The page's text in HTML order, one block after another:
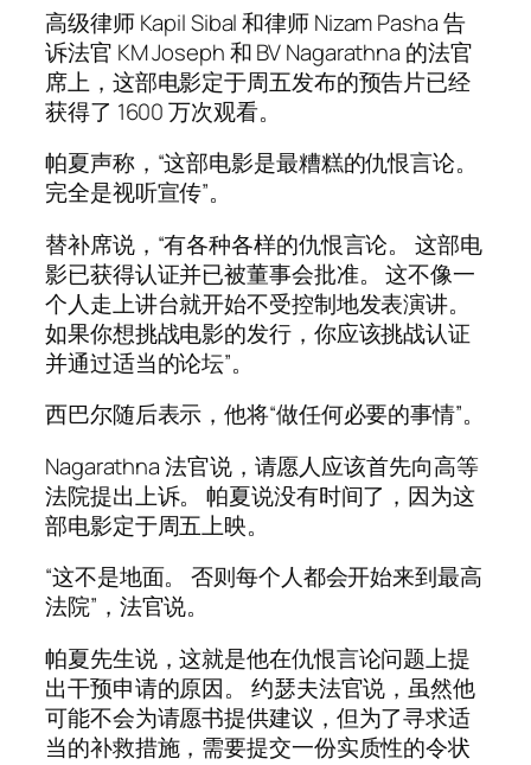
高级律师 Kapil Sibal 和律师 Nizam Pasha 告
诉法官 KM Joseph 和 BV Nagarathna 的法官
席上，这部电影定于周五发布的预告片已经
获得了 1600 万次观看。
帕夏声称，“这部电影是最糟糕的仇恨言论。
完全是视听宣传”。
替补席说，“有各种各样的仇恨言论。 这部电
影已获得认证并已被董事会批准。 这不像一
个人走上讲台就开始不受控制地发表演讲。
如果你想挑战电影的发行，你应该挑战认证
并通过适当的论坛”。
西巴尔随后表示，他将“做任何必要的事情”。
Nagarathna 法官说，请愿人应该首先向高等
法院提出上诉。 帕夏说没有时间了，因为这
部电影定于周五上映。
“这不是地面。 否则每个人都会开始来到最高
法院”，法官说。
帕夏先生说，这就是他在仇恨言论问题上提
出干预申请的原因。 约瑟夫法官说，虽然他
可能不会为请愿书提供建议，但为了寻求适
当的补救措施，需要提交一份实质性的令状